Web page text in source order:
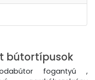
bútortípusok
fogantyú ,